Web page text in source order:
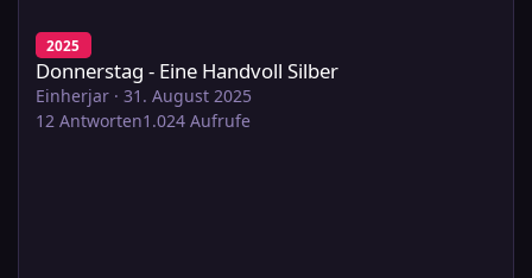
Donnerstag - Eine Handvoll Silber
2025
Donnerstag - Eine Handvoll Silber
Einherjar · 31. August 2025
12 Antworten1.024 Aufrufe